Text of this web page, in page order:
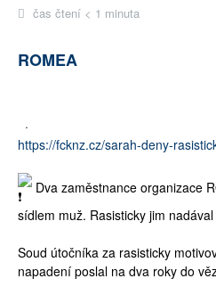
čas čtení < 1 minuta
ROMEA
·
https://fcknz.cz/sarah-deny-
Dva zaměstnance organizace
sídlem muž. Rasisticky jim
Soud útočníka za rasisticky
napadení poslal na dva roky do